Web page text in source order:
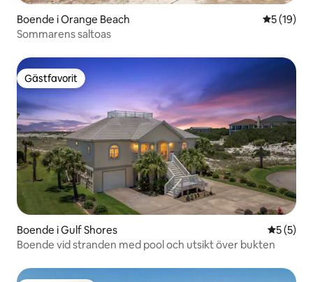
Boende i Orange Beach 5 av 5 i
5 (19)
Sommarens saltoas
Gästfavorit
Gästfavorit
Boende i Gulf Shores 5 av 5 i
5 (5)
Boende vid stranden med pool och utsikt över bukten